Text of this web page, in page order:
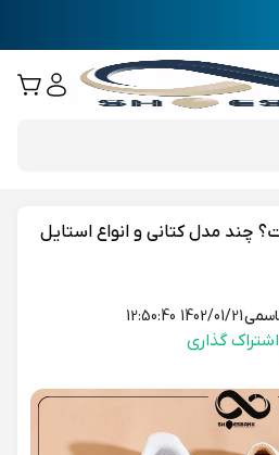
چند مدل کتانی و انواع استایل
1402/01/21 12:50:40
اشتراک گذاری